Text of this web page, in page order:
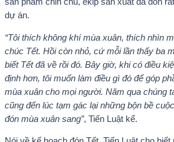
dự án.
“Tôi thích không khí mùa xuân, thích nhìn
chúc Tết. Hồi còn nhỏ, cứ mỗi lần thấy ba
biết Tết đã về rồi đó. Bây giờ, khi có điều
định hơn, tôi muốn làm điều gì đó để góp
mùa xuân cho mọi người. Năm qua chúng
cũng đến lúc tạm gác lại những bộn bề
đón mùa xuân sang”, Tiến Luật kể.